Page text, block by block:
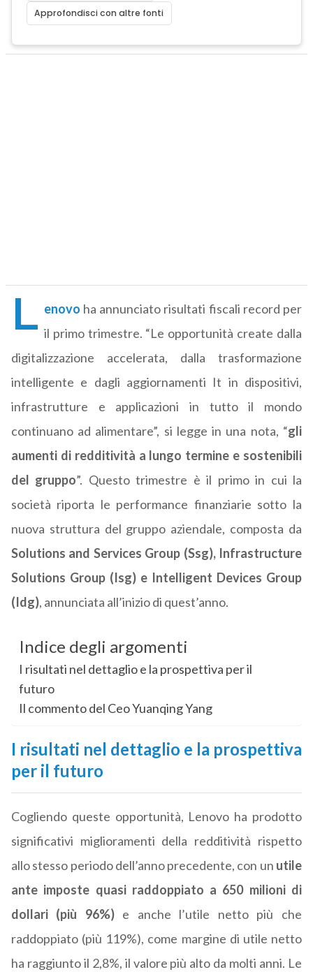
Approfondisci con altre fonti
L enovo ha annunciato risultati fiscali record per
il primo trimestre. “Le opportunità create dalla
digitalizzazione accelerata, dalla trasformazione
intelligente e dagli aggiornamenti It in dispositivi,
infrastrutture e applicazioni in tutto il mondo
continuano ad alimentare”, si legge in una nota, “gli
aumenti di redditività a lungo termine e sostenibili
del gruppo”. Questo trimestre è il primo in cui la
società riporta le performance finanziarie sotto la
nuova struttura del gruppo aziendale, composta da
Solutions and Services Group (Ssg), Infrastructure
Solutions Group (Isg) e Intelligent Devices Group
(Idg), annunciata all’inizio di quest’anno.
Indice degli argomenti
I risultati nel dettaglio e la prospettiva per il
futuro
Il commento del Ceo Yuanqing Yang
I risultati nel dettaglio e la prospettiva
per il futuro
Cogliendo queste opportunità, Lenovo ha prodotto
significativi miglioramenti della redditività rispetto
allo stesso periodo dell’anno precedente, con un utile
ante imposte quasi raddoppiato a 650 milioni di
dollari (più 96%)e anche l’utile netto più che
raddoppiato (più 119%), come margine di utile netto
ha raggiunto il 2,8%, il valore più alto da molti anni. Le